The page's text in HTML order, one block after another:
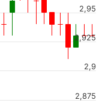
2,875
2,9
2,925
2,95